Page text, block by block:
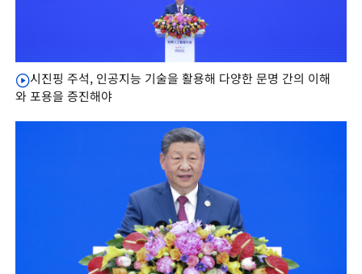
시진핑 주석, 인공지능 기술을 활용해 다양한 문명 간의 이해
와 포용을 증진해야